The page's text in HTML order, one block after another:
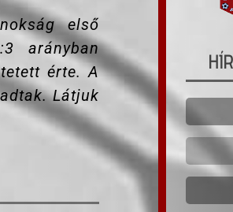
első
arányban
érte. A
Látjuk